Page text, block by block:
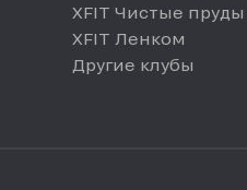
XFIT Чистые пруды
XFIT Ленком
Другие клубы